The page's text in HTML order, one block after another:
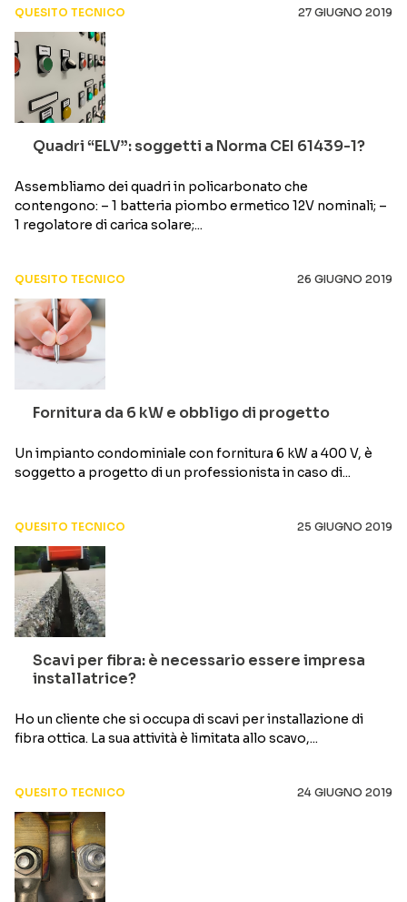
QUESITO TECNICO 27 GIUGNO 2019
Quadri “ELV”: soggetti a Norma CEI 61439-1?
Assembliamo dei quadri in policarbonato che
contengono: – 1 batteria piombo ermetico 12V nominali; –
1 regolatore di carica solare;...
QUESITO TECNICO 26 GIUGNO 2019
Fornitura da 6 kW e obbligo di progetto
Un impianto condominiale con fornitura 6 kW a 400 V, è
soggetto a progetto di un professionista in caso di...
QUESITO TECNICO 25 GIUGNO 2019
Scavi per fibra: è necessario essere impresa
installatrice?
Ho un cliente che si occupa di scavi per installazione di
fibra ottica. La sua attività è limitata allo scavo,...
QUESITO TECNICO 24 GIUGNO 2019